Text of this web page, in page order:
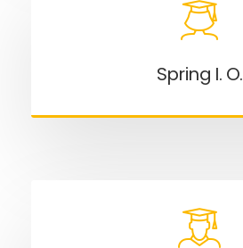
Spring I. O.